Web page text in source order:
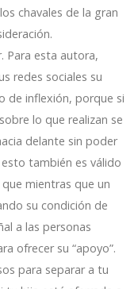
chavales de la gran
Para esta autora,
redes sociales su
de inflexión, porque si
lo que realizan se
delante sin poder
también es válido
mientras que un
su condición de
a las personas
ofrecer su “apoyo”.
para separar a tu